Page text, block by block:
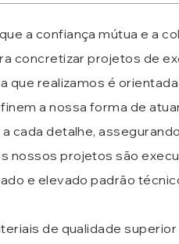
a confiança mútua e a
concretizar projetos de
que realizamos é
a nossa forma de
cada detalhe,
nossos projetos são
e elevado padrão
de qualidade